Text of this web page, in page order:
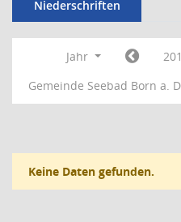
Niederschriften
Jahr
Gemeinde Seebad Born a.
Keine Daten gefunden.